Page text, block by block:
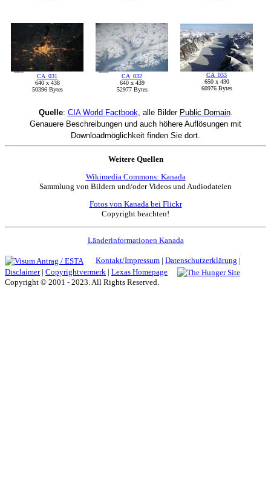
CA_031
640 x 438
50396 Bytes
CA_032
640 x 439
52977 Bytes
CA_033
650 x 430
60976 Bytes
Quelle: CIA World Factbook, alle Bilder Public Domain.
Genauere Beschreibungen und auch höhere Auflösungen mit
Downloadmöglichkeit finden Sie dort.
Weitere Quellen
Wikimedia Commons: Kanada
Sammlung von Bildern und/oder Videos und Audiodateien
Fotos von Kanada bei Flickr
Copyright beachten!
Länderinformationen Kanada
Kontakt/Impressum | Datenschutzerklärung |
Disclaimer| Copyrightvermerk | Lexas Homepage
Copyright © 2001 - 2023. All Rights Reserved.